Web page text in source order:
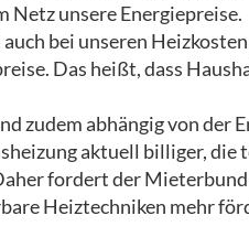
Netz unsere Energiepreise.
auch bei unseren
Das heißt, dass
zudem abhängig von der
aktuell billiger, die
fordert der Mieterbund
Heiztechniken mehr